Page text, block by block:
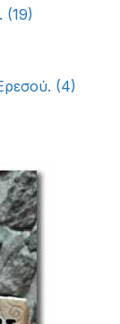
(19)
(4)